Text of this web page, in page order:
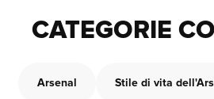
CATEGORIE
Arsenal Stile di vita